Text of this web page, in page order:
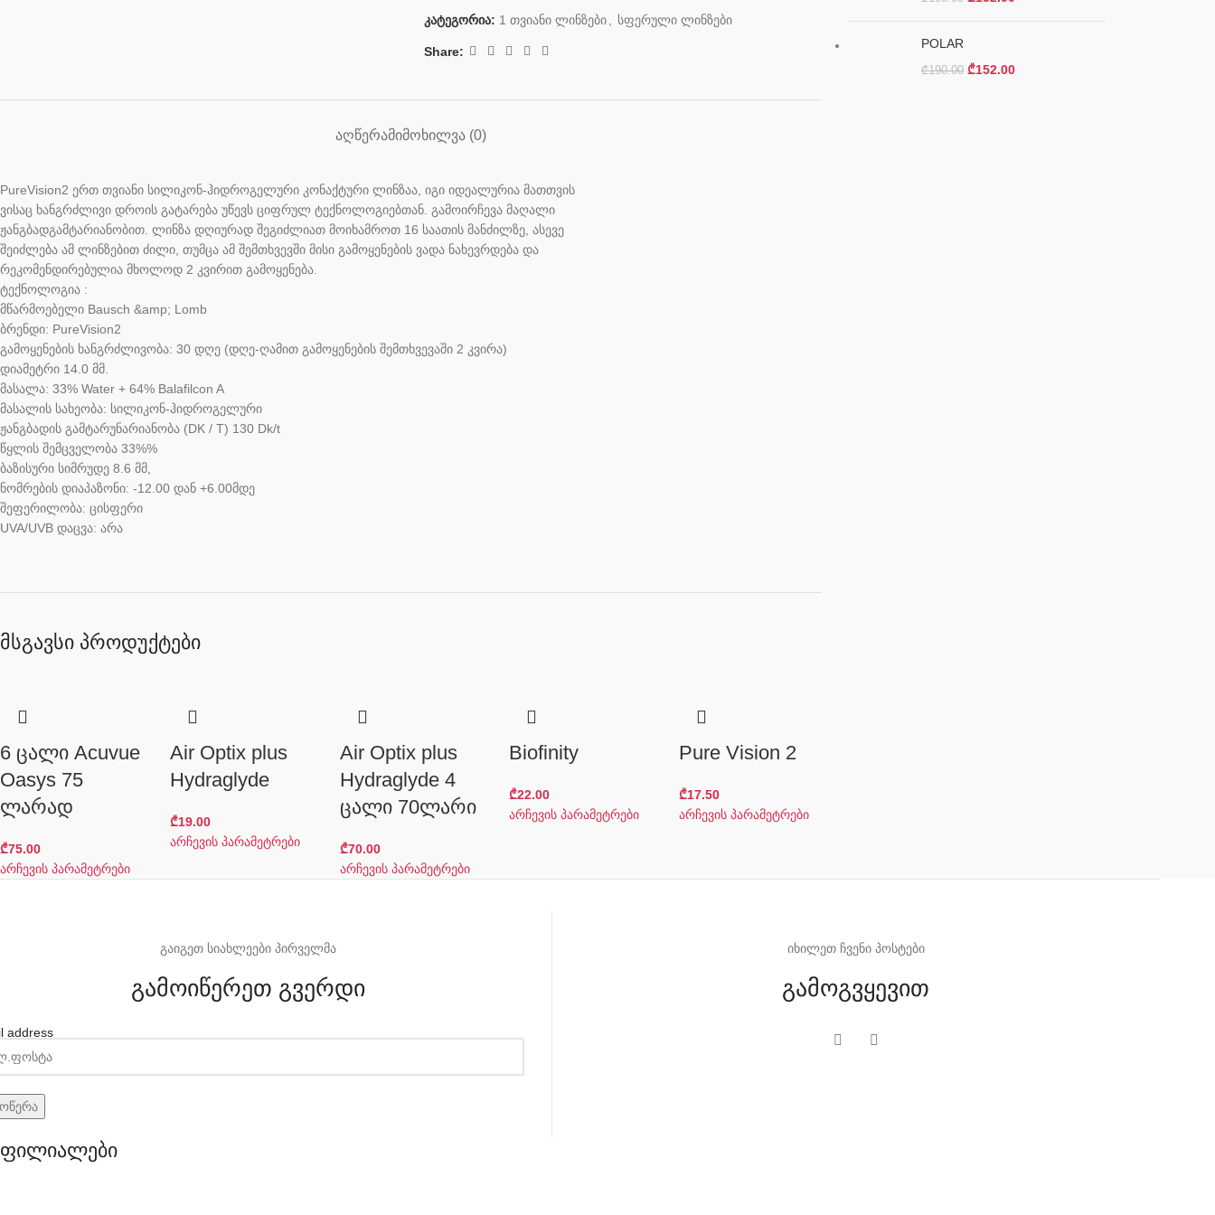
კატეგორია: 1 თვიანი ლინზები სფერული ლინზები
Share:
ᲐᲦᲬᲔᲠᲐᲛᲘᲛᲝᲮᲘᲚᲕᲐ (0)
PureVision2 ერთ თვიანი სილიკონ-ჰიდროგელური კონაქტური ლინზაა, იგი იდეალურია მათთვის
ვისაც ხანგრძლივი დროის გატარება უწევს ციფრულ ტექნოლოგიებთან. გამოირჩევა მაღალი
ჟანგბადგამტარიანობით. ლინზა დღიურად შეგიძლიათ მოიხამროთ 16 საათის მანძილზე, ასევე
შეიძლება ამ ლინზებით ძილი, თუმცა ამ შემთხვევში მისი გამოყენების ვადა ნახევრდება და
რეკომენდირებულია მხოლოდ 2 კვირით გამოყენება.
ტექნოლოგია :
მწარმოებელი Bausch &amp; Lomb
ბრენდი: PureVision2
გამოყენების ხანგრძლივობა: 30 დღე (დღე-ღამით გამოყენების შემთხვევაში 2 კვირა)
დიამეტრი 14.0 მმ.
მასალა: 33% Water + 64% Balafilcon A
მასალის სახეობა: სილიკონ-ჰიდროგელური
ჟანგბადის გამტარუნარიანობა (DK / T) 130 Dk/t
წყლის შემცველობა 33%%
ბაზისური სიმრუდე 8.6 მმ,
ნომრების დიაპაზონი: -12.00 დან +6.00მდე
შეფერილობა: ცისფერი
UVA/UVB დაცვა: არა
მსგავსი პროდუქტები
6 ცალი Acuvue
Oasys 75
ლარად
₾75.00
არჩევის პარამეტრები
Air Optix plus
Hydraglyde
₾19.00
არჩევის პარამეტრები
Air Optix plus
Hydraglyde 4
ცალი 70ლარი
₾70.00
არჩევის პარამეტრები
Biofinity
₾22.00
არჩევის პარამეტრები
Pure Vision 2
₾17.50
არჩევის პარამეტრები
POLAR
₾190.00 ₾152.00
გაიგეთ სიახლეები პირველმა
გამოიწერეთ გვერდი
address
იხილეთ ჩვენი პოსტები
გამოგვყევით
ფილიალები